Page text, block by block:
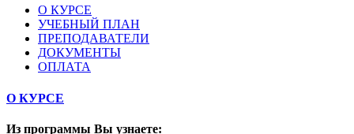
О КУРСЕ
УЧЕБНЫЙ ПЛАН
ПРЕПОДАВАТЕЛИ
ДОКУМЕНТЫ
ОПЛАТА
О КУРСЕ
Из программы Вы узнаете: